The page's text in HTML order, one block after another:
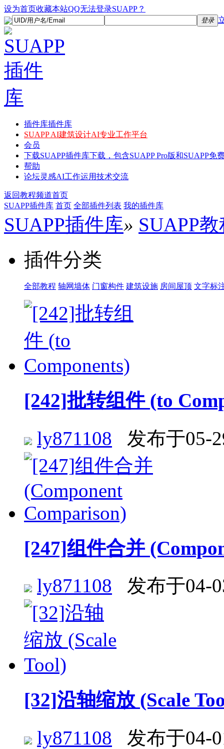
设为首页收藏本站QQ无法登录SUAPP？
登录
插件库插件库
SUAPP AI建筑设计AI专业工作平台
会员
下载SUAPP插件库下载，包含SUAPP Pro版和SUAPP免
帮助
论坛灵感AI工作运用技术交流
返回教程频道首页
SUAPP插件库 首页 全部插件列表 我的插件库
SUAPP插件库» SUAPP
插件分类
全部教程 轴网墙体 门窗构件 建筑设施 房间屋顶 文字标
[242]批转组件 (to
ly871108 发布于05-
[247]组件合并
ly871108 发布于04-
[32]沿轴缩放 (Scale
ly871108 发布于04-